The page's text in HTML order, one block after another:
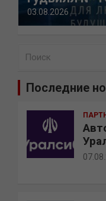
03.08.2026
Последние